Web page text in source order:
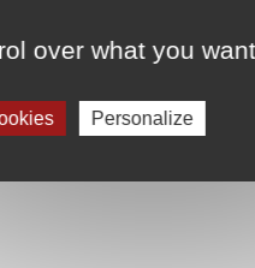
:
over what you
Personalize